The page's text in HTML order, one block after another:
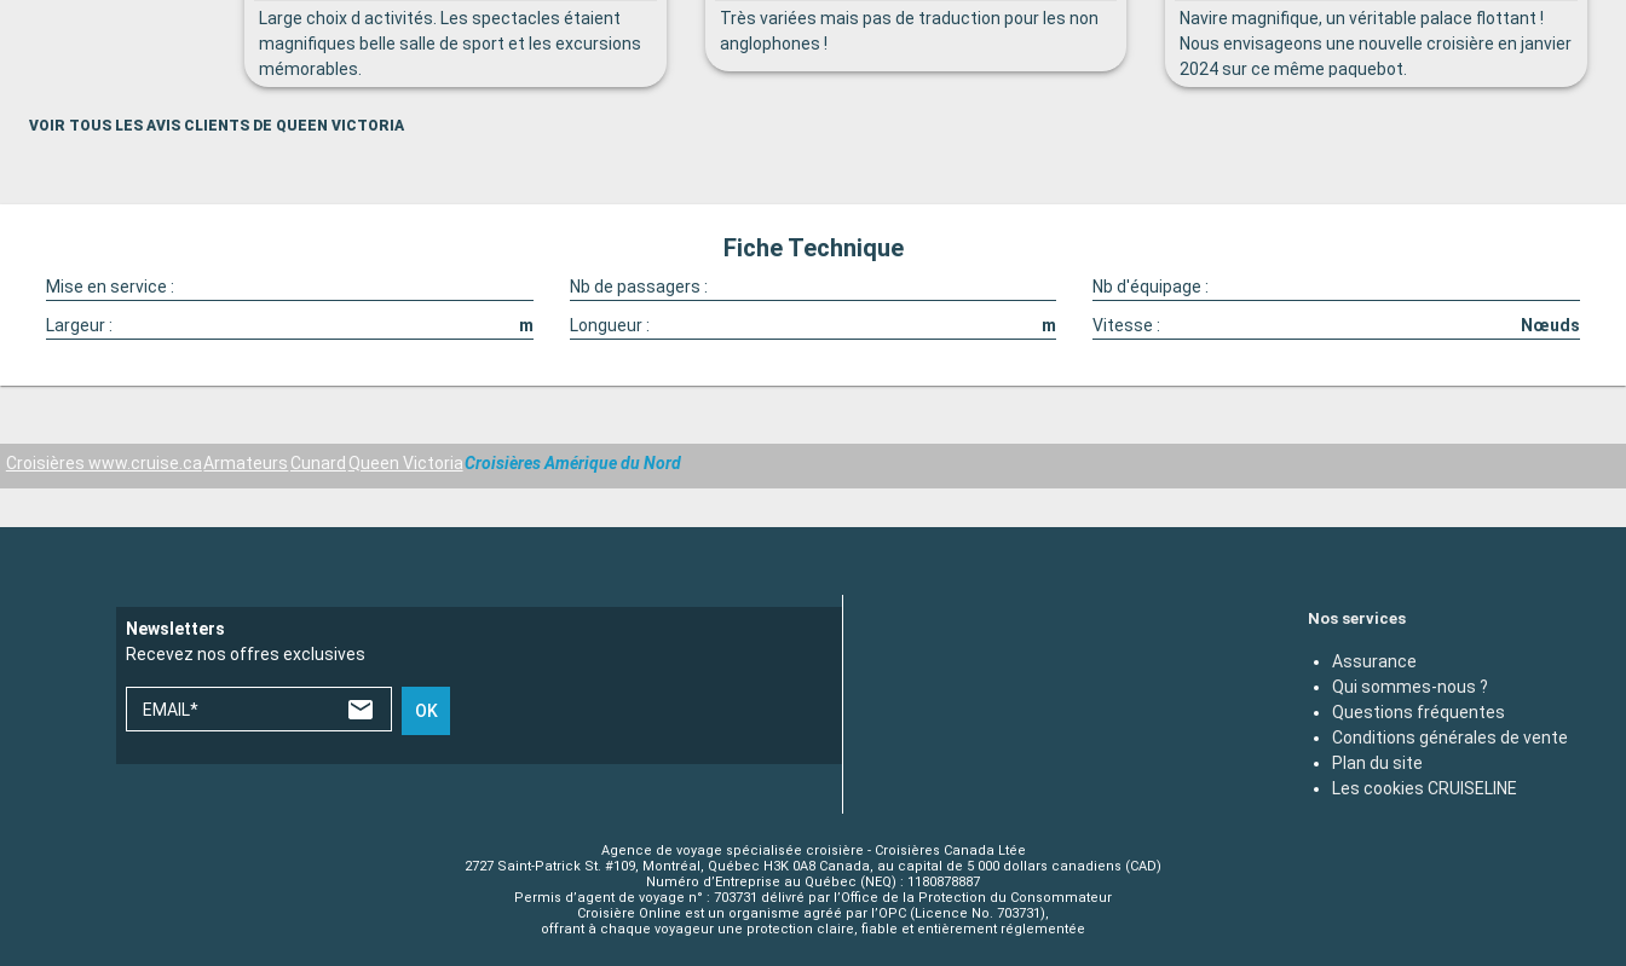
Large choix d activités. Les spectacles étaient
magnifiques belle salle de sport et les excursions
mémorables.
Très variées mais pas de traduction pour les non
anglophones !
Navire magnifique, un véritable palace flottant !
Nous envisageons une nouvelle croisière en janvier
2024 sur ce même paquebot.
VOIR TOUS LES AVIS CLIENTS DE QUEEN VICTORIA
Fiche Technique
Mise en service : Nb de passagers :
Nb d'équipage :
Largeur :
m Longueur : m Vitesse : Nœuds
Croisières www.cruise.caArmateurs Cunard Queen VictoriaCroisières Amérique du Nord
Newsletters
Recevez nos offres exclusives
EMAIL* OK
Nos services
Assurance
Qui sommes-nous ?
Questions fréquentes
Conditions générales de vente
Plan du site
Les cookies CRUISELINE
Agence de voyage spécialisée croisière - Croisières Canada Ltée
2727 Saint-Patrick St. #109, Montréal, Québec H3K 0A8 Canada, au capital de 5 000 dollars canadiens (CAD)
Numéro d’Entreprise au Québec (NEQ) : 1180878887
Permis d’agent de voyage n° : 703731 délivré par l’Office de la Protection du Consommateur
Croisière Online est un organisme agréé par l’OPC (Licence No. 703731),
offrant à chaque voyageur une protection claire, fiable et entièrement réglementée